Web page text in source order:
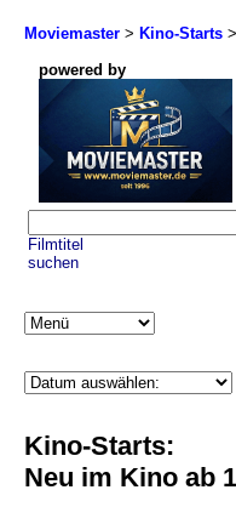
Moviemaster > Kino-Starts >
powered by
Filmtitel
suchen
Kino-Starts:
Neu im Kino ab